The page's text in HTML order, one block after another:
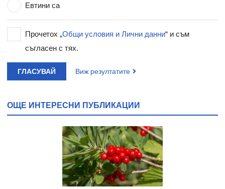
Евтини са
Прочетох „Общи условия и Лични данни“ и съм
съгласен с тях.
ГЛАСУВАЙ Виж резултатите
ОЩЕ ИНТЕРЕСНИ ПУБЛИКАЦИИ